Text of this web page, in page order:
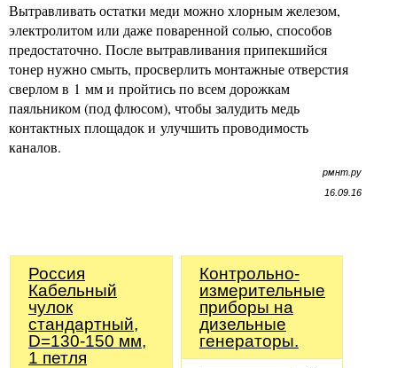
Вытравливать остатки меди можно хлорным железом,
электролитом или даже поваренной солью, способов
предостаточно. После вытравливания припекшийся
тонер нужно смыть, просверлить монтажные отверстия
сверлом в 1 мм и пройтись по всем дорожкам
паяльником (под флюсом), чтобы залудить медь
контактных площадок и улучшить проводимость
каналов.
рмнт.ру
16.09.16
Россия
Кабельный
чулок
стандартный,
D=130-150 мм,
1 петля
Контрольно-
измерительные
приборы на
дизельные
генераторы.